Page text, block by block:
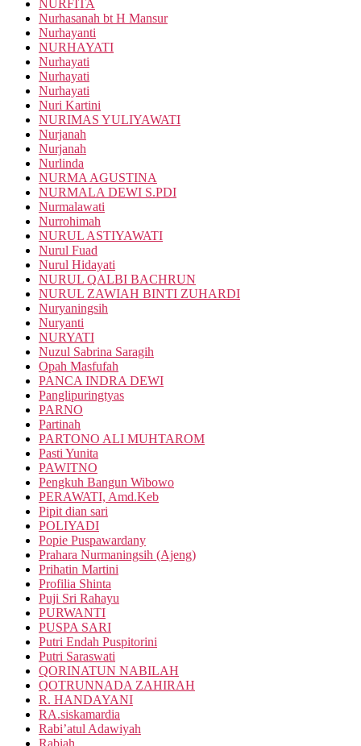
NURFITA
Nurhasanah bt H Mansur
Nurhayanti
NURHAYATI
Nurhayati
Nurhayati
Nurhayati
Nuri Kartini
NURIMAS YULIYAWATI
Nurjanah
Nurjanah
Nurlinda
NURMA AGUSTINA
NURMALA DEWI S.PDI
Nurmalawati
Nurrohimah
NURUL ASTIYAWATI
Nurul Fuad
Nurul Hidayati
NURUL QALBI BACHRUN
NURUL ZAWIAH BINTI ZUHARDI
Nuryaningsih
Nuryanti
NURYATI
Nuzul Sabrina Saragih
Opah Masfufah
PANCA INDRA DEWI
Panglipuringtyas
PARNO
Partinah
PARTONO ALI MUHTAROM
Pasti Yunita
PAWITNO
Pengkuh Bangun Wibowo
PERAWATI, Amd.Keb
Pipit dian sari
POLIYADI
Popie Puspawardany
Prahara Nurmaningsih (Ajeng)
Prihatin Martini
Profilia Shinta
Puji Sri Rahayu
PURWANTI
PUSPA SARI
Putri Endah Puspitorini
Putri Saraswati
QORINATUN NABILAH
QOTRUNNADA ZAHIRAH
R. HANDAYANI
RA.siskamardia
Rabi’atul Adawiyah
Rabiah